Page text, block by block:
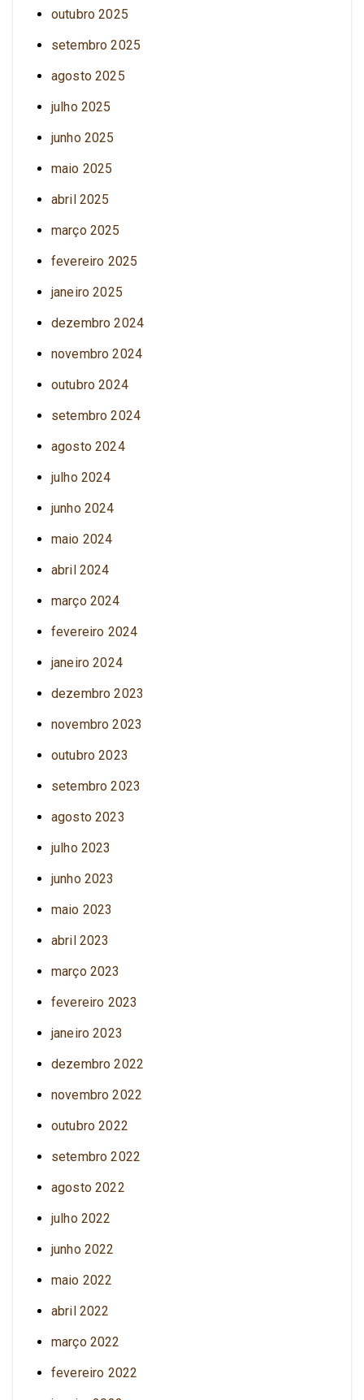
outubro 2025
setembro 2025
agosto 2025
julho 2025
junho 2025
maio 2025
abril 2025
março 2025
fevereiro 2025
janeiro 2025
dezembro 2024
novembro 2024
outubro 2024
setembro 2024
agosto 2024
julho 2024
junho 2024
maio 2024
abril 2024
março 2024
fevereiro 2024
janeiro 2024
dezembro 2023
novembro 2023
outubro 2023
setembro 2023
agosto 2023
julho 2023
junho 2023
maio 2023
abril 2023
março 2023
fevereiro 2023
janeiro 2023
dezembro 2022
novembro 2022
outubro 2022
setembro 2022
agosto 2022
julho 2022
junho 2022
maio 2022
abril 2022
março 2022
fevereiro 2022